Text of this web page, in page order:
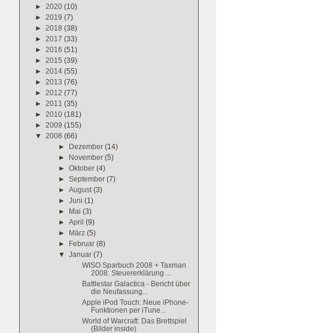
► 2020 (10)
► 2019 (7)
► 2018 (38)
► 2017 (33)
► 2016 (51)
► 2015 (39)
► 2014 (55)
► 2013 (76)
► 2012 (77)
► 2011 (35)
► 2010 (181)
► 2009 (155)
▼ 2008 (66)
► Dezember(14)
► November(5)
►Oktober(4)
► September(7)
► August(3)
►
Juni(1)
► Mai(3)
► April(9)
► März(5)
► Februar(8)
▼
Januar(7)
WISO Sparbuch 2008 + Taxman
2008: Steuererklärung ...
Battlestar Galactica - Bericht über
die Neufassung...
Apple iPod Touch: Neue iPhone-
Funktionen per iTune...
World of Warcraft: Das Brettspiel
(Bilder inside)